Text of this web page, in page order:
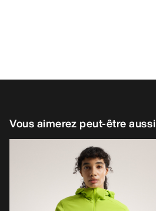
Vous aimerez peut-être aussi